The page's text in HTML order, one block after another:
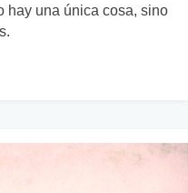
hay una única cosa, sino